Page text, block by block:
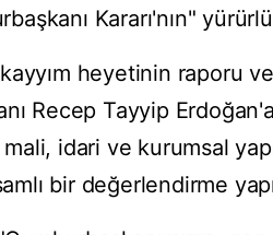
Kararı'nın"
heyetinin raporu
Recep Tayyip
idari ve kurumsal
bir değerlendirme